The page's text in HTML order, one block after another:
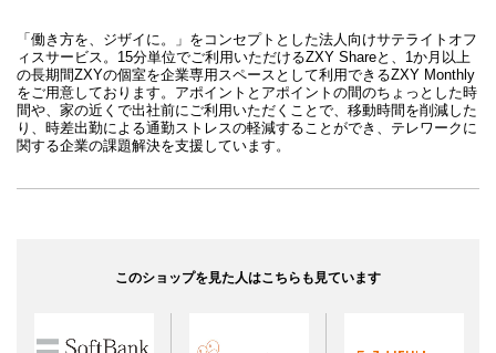
「働き方を、ジザイに。」をコンセプトとした法人向けサテライトオフ
ィスサービス。15分単位でご利用いただけるZXY Shareと、1か月以上
の長期間ZXYの個室を企業専用スペースとして利用できるZXY Monthly
をご用意しております。アポイントとアポイントの間のちょっとした時
間や、家の近くで出社前にご利用いただくことで、移動時間を削減した
り、時差出勤による通勤ストレスの軽減することができ、テレワークに
関する企業の課題解決を支援しています。
このショップを見た人はこちらも見ています